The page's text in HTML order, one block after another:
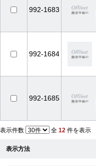
992-1683
992-1684
992-1685
表示件数 全 12 件を表示
表示方法